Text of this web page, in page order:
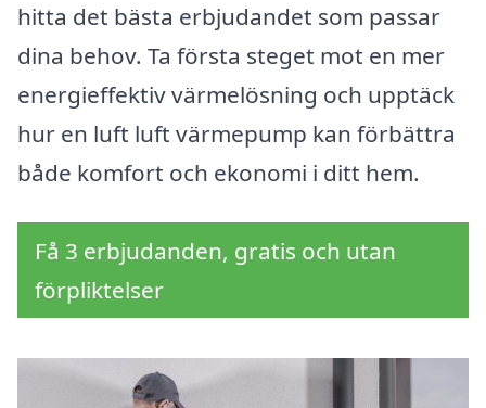
hitta det bästa erbjudandet som passar
dina behov. Ta första steget mot en mer
energieffektiv värmelösning och upptäck
hur en luft luft värmepump kan förbättra
både komfort och ekonomi i ditt hem.
Få 3 erbjudanden, gratis och utan
förpliktelser